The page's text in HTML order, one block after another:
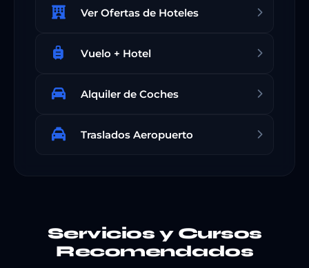
Ver Ofertas de Hoteles
Vuelo + Hotel
Alquiler de Coches
Traslados Aeropuerto
Servicios y Cursos
Recomendados